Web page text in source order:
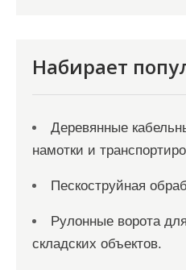
Набирает
Деревянные
намотки и
Пескоструйная
Рулонные ворота
складских объектов.